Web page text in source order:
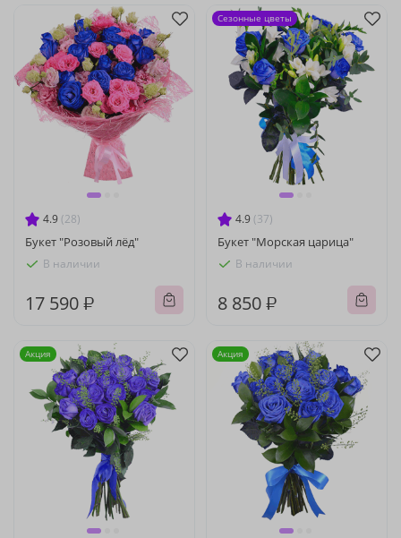
4.9 (28)
Букет "Розовый лёд"
В наличии
17 590 ₽
4.9 (37)
Букет "Морская царица"
В наличии
8 850 ₽
Сезонные цветы
Акция Акция